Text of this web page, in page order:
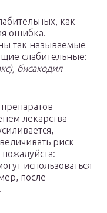
как
ошибка.
так называемые
слабительные:
бисакодил
лекарства
риск
использоваться
после